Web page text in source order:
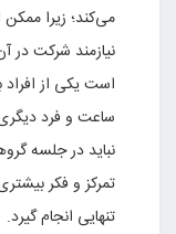
می‌کند؛ زیرا
نیازمند شرکت در
است یکی از افراد
ساعت و فرد دیگری
نباید در جلسه
تمرکز و فکر
تنهایی انجام گیرد.